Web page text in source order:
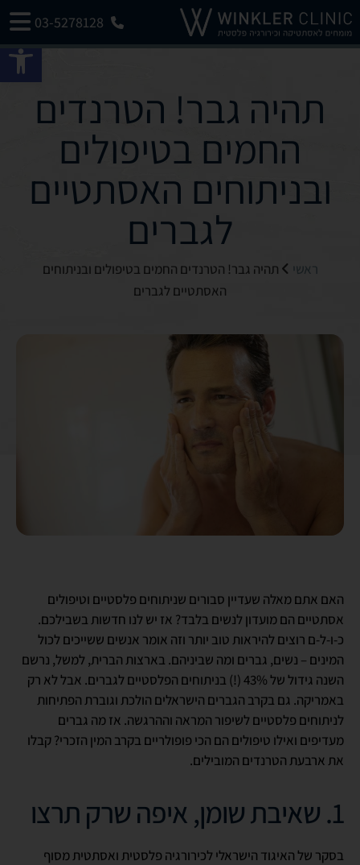
03-5278128
תהיה גבר! הטרנדים
החמים בטיפולים
ובניתוחים האסתטיים
לגברים
ראשי
תהיה גבר! הטרנדים החמים בטיפולים ובניתוחים
האסתטיים לגברים
האם אתם מאלה שעדיין סבורים שניתוחים פלסטיים וטיפולים
אסתטיים הם מועדון לנשים בלבד? אז יש לנו חדשות בשבילכם.
כ-ו-ל-ם רוצים להיראות טוב יותר וזה אומר אנשים ששייכים לכול
המינים – נשים, גברים ומה שביניהם. בארצות הברית, למשל, נרשם
השנה גידול של 43% (!) בניתוחים הפלסטיים לגברים. אבל לא רק
באמריקה. גם בקרב הגברים הישראלים הולכת וגוברת הפתיחות
לניתוחים פלסטיים לשיפור המראה וההרגשה. אז מה גברים
מעדיפים ואילו טיפולים הם הכי פופולריים בקרב המין הזכרי? קבלו
את ארבעת הטרנדים המובילים.
1. שאיבת שומן, איפה שרק תרצו
בסקר של האיגוד הישראלי לכירורגיה פלסטית ואסתטית מסוף